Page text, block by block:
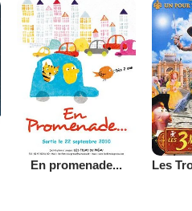
En promenade...